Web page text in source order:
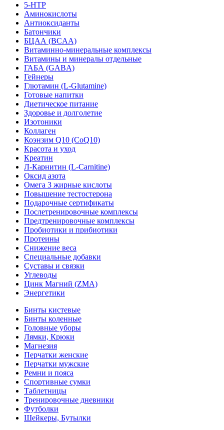
5-HTP
Аминокислоты
Антиоксиданты
Батончики
БЦАА (BCAA)
Витаминно-минеральные комплексы
Витамины и минералы отдельные
ГАБА (GABA)
Гейнеры
Глютамин (L-Glutamine)
Готовые напитки
Диетическое питание
Здоровье и долголетие
Изотоники
Коллаген
Коэнзим Q10 (CoQ10)
Красота и уход
Креатин
Л-Карнитин (L-Сarnitine)
Оксид азота
Омега 3 жирные кислоты
Повышение тестостерона
Подарочные сертификаты
Послетренировочные комплексы
Предтренировочные комплексы
Пробиотики и прибиотики
Протеины
Снижение веса
Специальные добавки
Суставы и связки
Углеводы
Цинк Магний (ZMA)
Энергетики
Бинты кистевые
Бинты коленные
Головные уборы
Лямки, Крюки
Магнезия
Перчатки женские
Перчатки мужские
Ремни и пояса
Спортивные сумки
Таблетницы
Тренировочные дневники
Футболки
Шейкеры, Бутылки